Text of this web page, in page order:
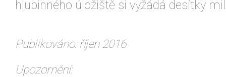
hlubinného úložiště si vyžádá desítky
Publikováno: říjen 2016
Upozornění: